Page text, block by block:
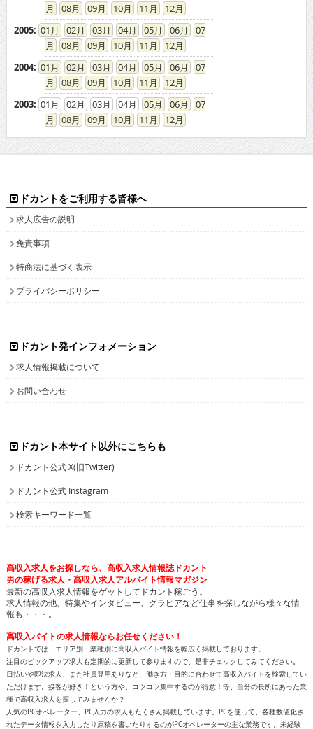
08
09 10 11
12
2005: 01 02 03 04 05 06
07
08
09 10 11
12
2004: 01 02 03 04 05 06
07
08
09 10 11
12
2003: 01 02 03 04 05 06
07
08
09 10 11 12
ドカントをご利用する皆様へ
求人広告の説明
免責事項
特商法に基づく表示
プライバシーポリシー
ドカント発インフォメーション
求人情報掲載について
お問い合わせ
ドカント本サイト以外にこちらも
ドカント公式 X(旧Twitter)
ドカント公式 Instagram
検索キーワード一覧
高収入求人をお探しなら、高収入求人情報誌ドカント
男の稼げる求人・高収入求人アルバイト情報マガジン
最新の高収入求人情報をゲットしてドカント稼ごう。
求人情報の他、特集やインタビュー、グラビアなど仕事を探しながら様々な情
報も・・・。
高収入バイトの求人情報ならお任せください！
ドカントでは、エリア別・業種別に高収入バイト情報を幅広く掲載しております。
注目のピックアップ求人も定期的に更新して参りますので、是非チェックしてみてください。
日払いや即決求人、また社員登用ありなど、働き方・目的に合わせて高収入バイトを検索してい
ただけます。接客が好き！という方や、コツコツ集中するのが得意！等、自分の長所にあった業
種で高収入求人を探してみませんか？
人気のPCオペレーター、PC入力の求人もたくさん掲載しています。PCを使って、各種数値化さ
れたデータ情報を入力したり原稿を書いたりするのがPCオペレーターの主な業務です。未経験